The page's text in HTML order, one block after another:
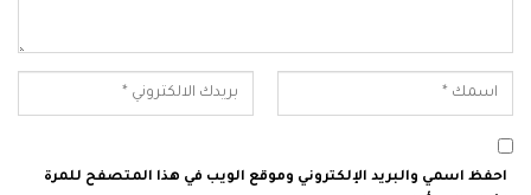
احفظ اسمي والبريد الإلكتروني وموقع الويب في هذا المتصفح للمرة